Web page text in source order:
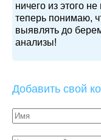
ничего из этого
теперь понимаю,
выявлять до
анализы!
Добавить свой